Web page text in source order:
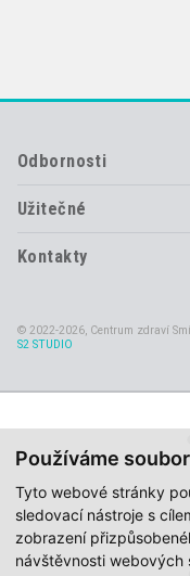
Používáme
Tyto webové stránky
sledovací nástroje s
zobrazení
návštěvnosti webových
Odbornosti
Užitečné
Kontakty
© 2022-2026, Centrum zdraví
S2 STUDIO